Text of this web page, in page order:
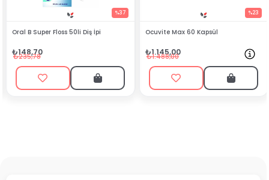
%37
Oral B Super Floss 50li Diş İpi
₺148,70
₺235,78
%23
Ocuvite Max 60 Kapsül
₺1.145,00
₺1.488,00